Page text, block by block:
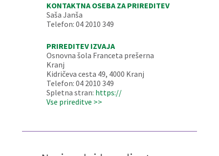
KONTAKTNA OSEBA ZA PRIREDITEV
Saša Janša
Telefon: 04 2010 349
PRIREDITEV IZVAJA
Osnovna šola Franceta prešerna
Kranj
Kidričeva cesta 49, 4000 Kranj
Telefon: 04 2010 349
Spletna stran: https://
Vse prireditve >>